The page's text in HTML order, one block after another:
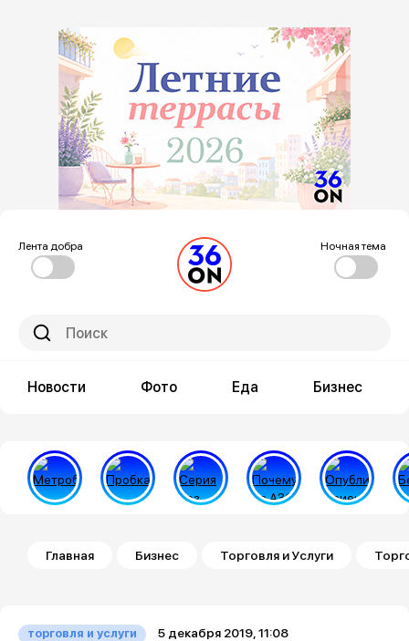
Лента добра Ночная тема
Новости Фото Еда Бизнес
Строка навигации
Главная Бизнес Торговля и Услуги
торговля и услуги 5 декабря 2019, 11:08